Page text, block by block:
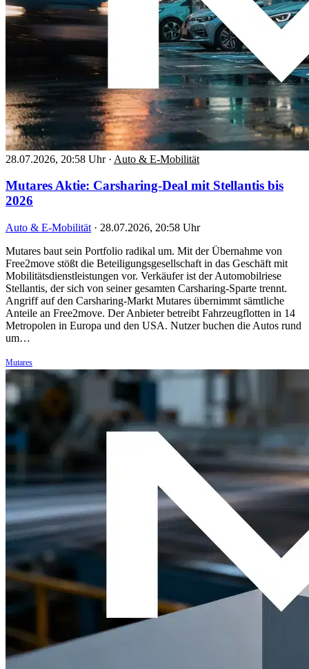
28.07.2026, 20:58 Uhr · Auto & E-Mobilität
Mutares Aktie: Carsharing-Deal mit Stellantis bis
2026
Auto & E-Mobilität · 28.07.2026, 20:58 Uhr
Mutares baut sein Portfolio radikal um. Mit der Übernahme von
Free2move stößt die Beteiligungsgesellschaft in das Geschäft mit
Mobilitätsdienstleistungen vor. Verkäufer ist der Automobilriese
Stellantis, der sich von seiner gesamten Carsharing-Sparte trennt.
Angriff auf den Carsharing-Markt Mutares übernimmt sämtliche
Anteile an Free2move. Der Anbieter betreibt Fahrzeugflotten in 14
Metropolen in Europa und den USA. Nutzer buchen die Autos rund
um…
Mutares